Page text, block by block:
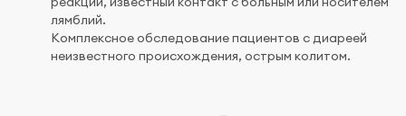
лямблий.
Комплексное обследование пациентов с диареей
неизвестного происхождения, острым колитом.